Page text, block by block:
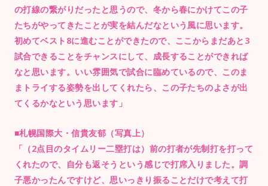
の打線の繋がりだったと思うので、冬から春にかけてこの子
たちがやってきたことが実を結んだなという風に思います。
初めてベスト8に進むことができたので、ここからまだあと3
試合できることをチャンスにして、成長することができれば
なと思います。いい雰囲気で試合に臨めているので、このま
まトライする姿勢を出してくれたら、この子たちのよさが出
てくるかなという思います」
■札幌国際大・信貴友郁（写真上）
「（2点目のタイムリー二塁打は）前の打者が先制打を打って
くれたので、自分も返そうという感じで打席入りました。調
子悪かったんですけど、思いっきり振ることだけで考えて打